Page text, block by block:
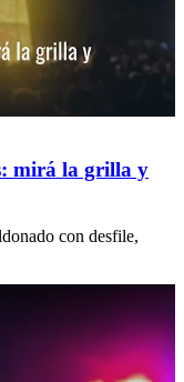
mirá la grilla y
con desfile,